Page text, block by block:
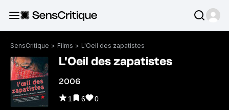
SensCritique > Films > L'Oeil des zapatistes
L'Oeil des zapatistes
2006
1 6 0